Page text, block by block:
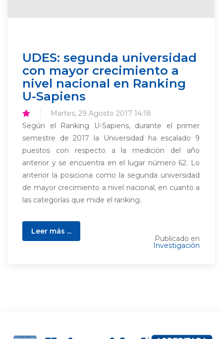
UDES: segunda universidad
con mayor crecimiento a
nivel nacional en Ranking
U-Sapiens
Martes, 29 Agosto 2017 14:18
Según el Ranking U-Sapiens, durante el primer
semestre de 2017 la Universidad ha escalado 9
puestos con respecto a la medición del año
anterior y se encuentra en el lugar número 62. Lo
anterior la posiciona como la segunda universidad
de mayor crecimiento a nivel nacional, en cuanto a
las categorías que mide el ranking.
Leer más ...
Publicado en
Investigación